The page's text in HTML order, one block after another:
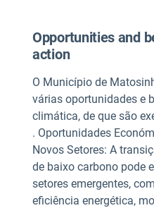
Opportunities and
action
O Município de
várias oportunidades e
climática, de que são
. Oportunidades
Novos Setores: A
de baixo carbono pode
setores emergentes,
eficiência energética,